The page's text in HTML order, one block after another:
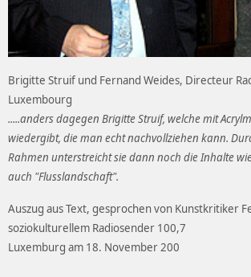
Brigitte Struif und Fernand Weides, Directeur
Luxembourg
.....anders dagegen Brigitte Struif, welche mit
wiedergibt, die man echt nachvollziehen kann.
Rahmen unterstreicht sie dann noch die Inhalte
auch "Flusslandschaft".
Auszug aus Text, gesprochen von Kunstkritiker
soziokulturellem Radiosender 100,7
Luxemburg am 18. November 200